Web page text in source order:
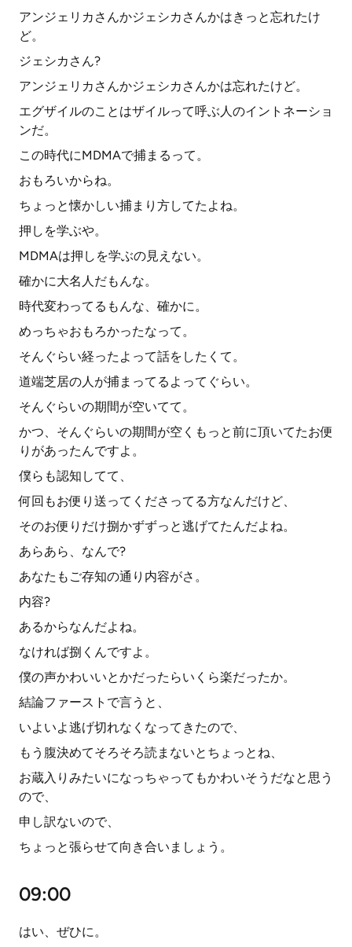
アンジェリカさんかジェシカさんかはきっと忘れたけ
ど。
ジェシカさん?
アンジェリカさんかジェシカさんかは忘れたけど。
エグザイルのことはザイルって呼ぶ人のイントネーショ
ンだ。
この時代にMDMAで捕まるって。
おもろいからね。
ちょっと懐かしい捕まり方してたよね。
押しを学ぶや。
MDMAは押しを学ぶの見えない。
確かに大名人だもんな。
時代変わってるもんな、確かに。
めっちゃおもろかったなって。
そんぐらい経ったよって話をしたくて。
道端芝居の人が捕まってるよってぐらい。
そんぐらいの期間が空いてて。
かつ、そんぐらいの期間が空くもっと前に頂いてたお便
りがあったんですよ。
僕らも認知してて、
何回もお便り送ってくださってる方なんだけど、
そのお便りだけ捌かずずっと逃げてたんだよね。
あらあら、なんで?
あなたもご存知の通り内容がさ。
内容?
あるからなんだよね。
なければ捌くんですよ。
僕の声かわいいとかだったらいくら楽だったか。
結論ファーストで言うと、
いよいよ逃げ切れなくなってきたので、
もう腹決めてそろそろ読まないとちょっとね、
お蔵入りみたいになっちゃってもかわいそうだなと思う
ので、
申し訳ないので、
ちょっと張らせて向き合いましょう。
09:00
はい、ぜひに。